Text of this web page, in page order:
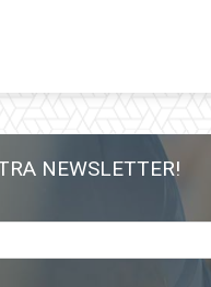
NEWSLETTER!